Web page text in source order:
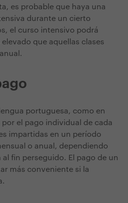
es probable que haya una
durante un cierto
el curso intensivo podrá
que aquellas clases
portuguesa, como en
el pago individual de cada
impartidas en un período
o anual, dependiendo
al fin perseguido. El pago de un
más conveniente si la